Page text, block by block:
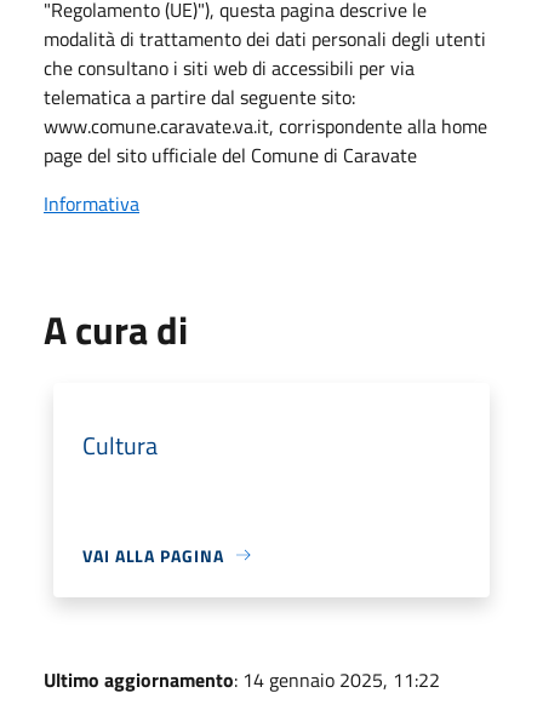
"Regolamento (UE)"), questa pagina descrive le
modalità di trattamento dei dati personali degli utenti
che consultano i siti web di accessibili per via
telematica a partire dal seguente sito:
www.comune.caravate.va.it, corrispondente alla home
page del sito ufficiale del Comune di Caravate
Informativa
A cura di
Cultura
VAI ALLA PAGINA
Ultimo aggiornamento: 14 gennaio 2025, 11:22